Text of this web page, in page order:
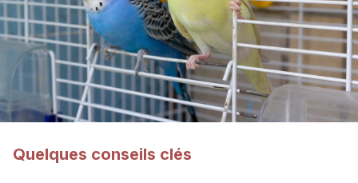
Quelques conseils clés